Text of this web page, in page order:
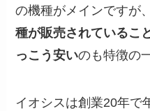
の機種がメインですが、
種が販売されているこ
っこう安いのも特徴の
イオシスは創業20年で